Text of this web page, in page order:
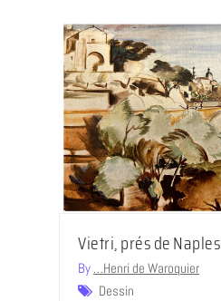
Vietri, prés de Naples
By …Henri de Waroquier
Dessin